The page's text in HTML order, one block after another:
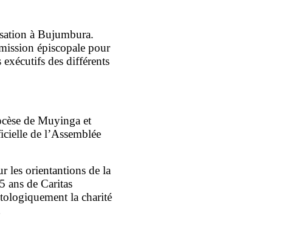
à Bujumbura.
épiscopale pour
des différents
de Muyinga et
de l’Assemblée
les orientantions de la
ans de Caritas
la charité